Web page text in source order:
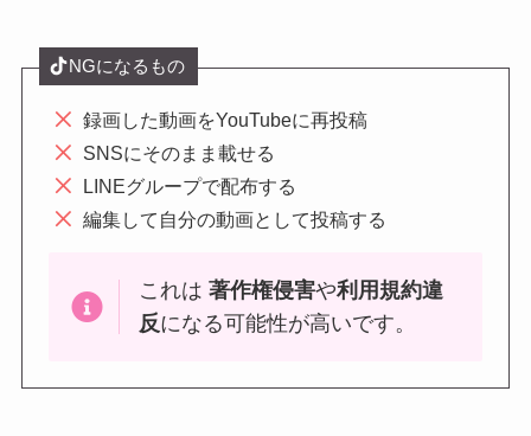
NGになるもの
録画した動画をYouTubeに再投稿
SNSにそのまま載せる
LINEグループで配布する
編集して自分の動画として投稿する
これは著作権侵害や利用規約違
反になる可能性が高いです。